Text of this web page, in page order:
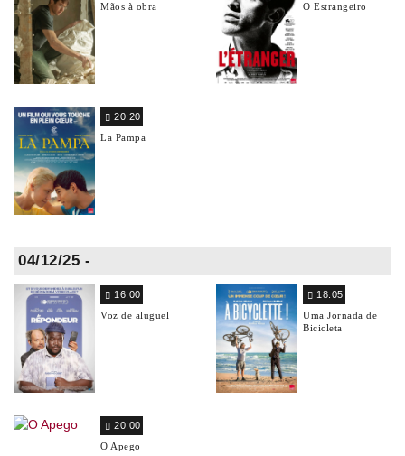
Mãos à obra
O Estrangeiro
20:20
La Pampa
04/12/25 -
16:00
Voz de aluguel
18:05
Uma Jornada de
Bicicleta
20:00
O Apego